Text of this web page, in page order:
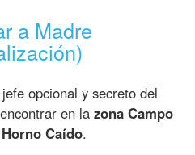
a Madre
opcional y secreto del
en lazona Campo
Caído.